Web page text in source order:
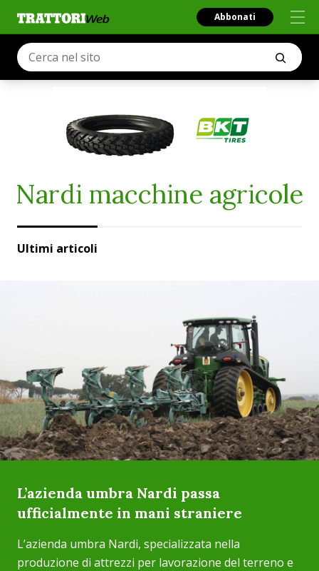
Abbonati
Nardi macchine agricole
Ultimi articoli
L’azienda umbra Nardi passa
ufficialmente in mani straniere
L’azienda umbra Nardi, specializzata nella
produzione di attrezzi per lavorazione del terreno e